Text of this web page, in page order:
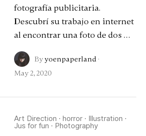
fotografía publicitaria.
Descubrí su trabajo en internet
al encontrar una foto de dos …
Byyoenpaperland ·
May 2, 2020
Art Direction · horror· Illustration ·
Jus for fun · Photography